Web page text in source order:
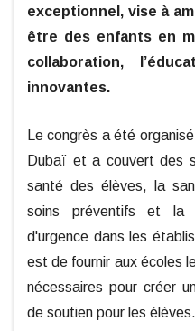
exceptionnel, vise à
être des enfants en
collaboration,
innovantes.
Le congrès a été
Dubaï et a couvert des
santé des élèves, la
soins préventifs et la
d'urgence dans les
est de fournir aux écoles
nécessaires pour créer
de soutien pour les élèves.